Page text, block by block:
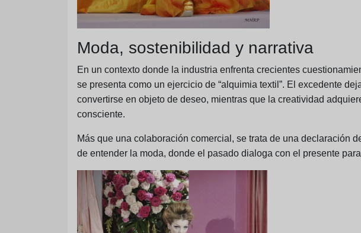
Moda, sostenibilidad y narrativa
En un contexto donde la industria enfrenta crecientes
se presenta como un ejercicio de “alquimia textil”. El excedente
convertirse en objeto de deseo, mientras que la creatividad
consciente.
Más que una colaboración comercial, se trata de una declaración
de entender la moda, donde el pasado dialoga con el presente